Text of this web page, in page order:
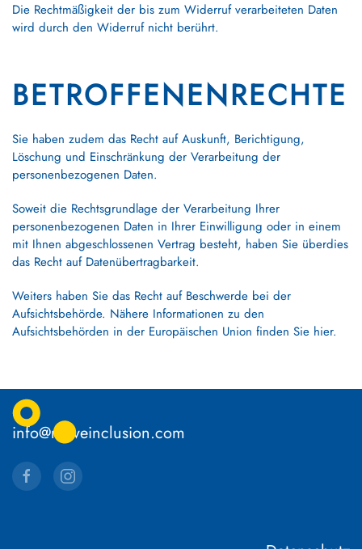
Die Rechtmäßigkeit der bis zum Widerruf verarbeiteten Daten
wird durch den Widerruf nicht berührt.
BETROFFENENRECHTE
Sie haben zudem das Recht auf Auskunft, Berichtigung,
Löschung und Einschränkung der Verarbeitung der
personenbezogenen Daten.
Soweit die Rechtsgrundlage der Verarbeitung Ihrer
personenbezogenen Daten in Ihrer Einwilligung oder in einem
mit Ihnen abgeschlossenen Vertrag besteht, haben Sie überdies
das Recht auf Datenübertragbarkeit.
Weiters haben Sie das Recht auf Beschwerde bei der
Aufsichtsbehörde. Nähere Informationen zu den
Aufsichtsbehörden in der Europäischen Union finden Sie hier.
info@moveinclusion.com